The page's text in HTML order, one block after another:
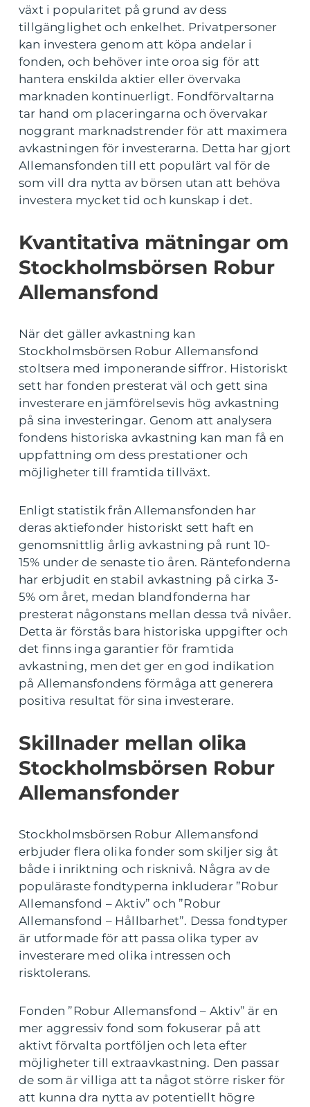
växt i popularitet på grund av dess
tillgänglighet och enkelhet. Privatpersoner
kan investera genom att köpa andelar i
fonden, och behöver inte oroa sig för att
hantera enskilda aktier eller övervaka
marknaden kontinuerligt. Fondförvaltarna
tar hand om placeringarna och övervakar
noggrant marknadstrender för att maximera
avkastningen för investerarna. Detta har gjort
Allemansfonden till ett populärt val för de
som vill dra nytta av börsen utan att behöva
investera mycket tid och kunskap i det.
Kvantitativa mätningar om
Stockholmsbörsen Robur
Allemansfond
När det gäller avkastning kan
Stockholmsbörsen Robur Allemansfond
stoltsera med imponerande siffror. Historiskt
sett har fonden presterat väl och gett sina
investerare en jämförelsevis hög avkastning
på sina investeringar. Genom att analysera
fondens historiska avkastning kan man få en
uppfattning om dess prestationer och
möjligheter till framtida tillväxt.
Enligt statistik från Allemansfonden har
deras aktiefonder historiskt sett haft en
genomsnittlig årlig avkastning på runt 10-
15% under de senaste tio åren. Räntefonderna
har erbjudit en stabil avkastning på cirka 3-
5% om året, medan blandfonderna har
presterat någonstans mellan dessa två nivåer.
Detta är förstås bara historiska uppgifter och
det finns inga garantier för framtida
avkastning, men det ger en god indikation
på Allemansfondens förmåga att generera
positiva resultat för sina investerare.
Skillnader mellan olika
Stockholmsbörsen Robur
Allemansfonder
Stockholmsbörsen Robur Allemansfond
erbjuder flera olika fonder som skiljer sig åt
både i inriktning och risknivå. Några av de
populäraste fondtyperna inkluderar ”Robur
Allemansfond – Aktiv” och ”Robur
Allemansfond – Hållbarhet”. Dessa fondtyper
är utformade för att passa olika typer av
investerare med olika intressen och
risktolerans.
Fonden ”Robur Allemansfond – Aktiv” är en
mer aggressiv fond som fokuserar på att
aktivt förvalta portföljen och leta efter
möjligheter till extraavkastning. Den passar
de som är villiga att ta något större risker för
att kunna dra nytta av potentiellt högre